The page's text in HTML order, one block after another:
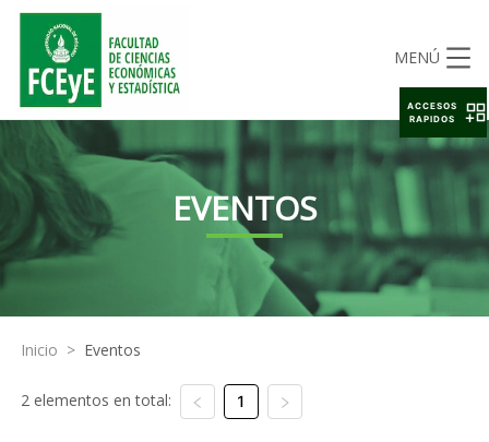
MENÚ
EVENTOS
Inicio > Eventos
2 elementos en total: 1
ACCESOS
RAPIDOS